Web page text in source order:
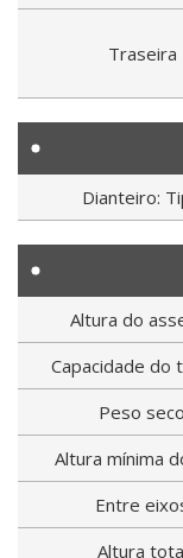
Traseira
Dianteiro:
Altura do
Capacidade do
Peso seco
Altura mínima
Entre
Altura